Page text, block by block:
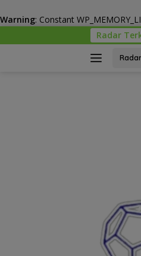
Warning: Constant
ke
Radar